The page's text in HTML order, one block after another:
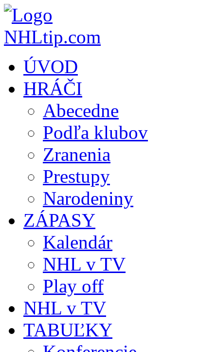
ÚVOD
HRÁČI
Abecedne
Podľa klubov
Zranenia
Prestupy
Narodeniny
ZÁPASY
Kalendár
NHL v TV
Play off
NHL v TV
TABUĽKY